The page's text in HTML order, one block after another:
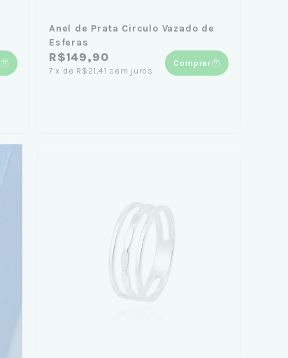
Anel de Prata Circulo Vazado de
Esferas
R$149,90
7 x de R$21,41 sem juros
Comprar